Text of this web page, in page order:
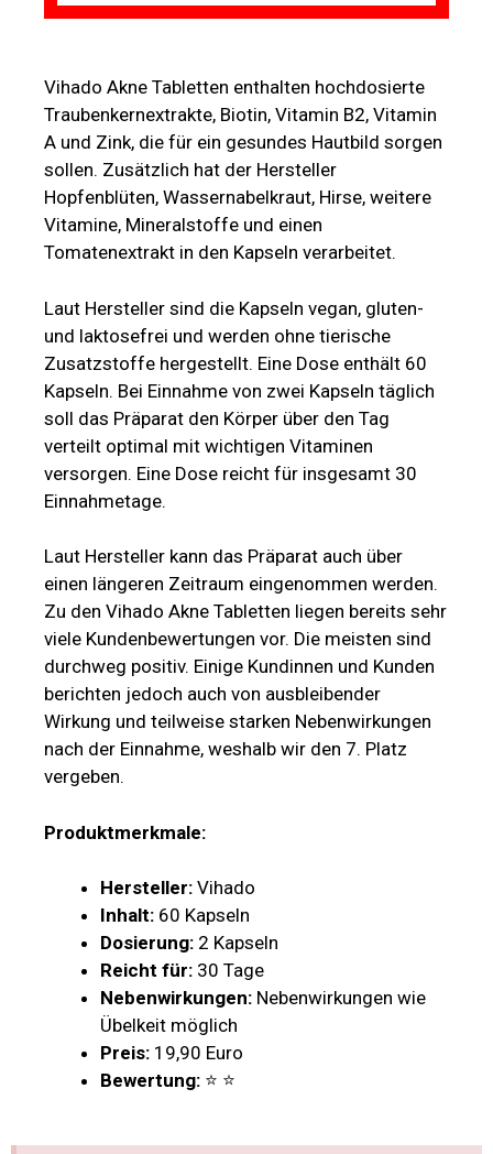
Vihado Akne Tabletten enthalten hochdosierte
Traubenkernextrakte, Biotin, Vitamin B2, Vitamin
A und Zink, die für ein gesundes Hautbild sorgen
sollen. Zusätzlich hat der Hersteller
Hopfenblüten, Wassernabelkraut, Hirse, weitere
Vitamine, Mineralstoffe und einen
Tomatenextrakt in den Kapseln verarbeitet.
Laut Hersteller sind die Kapseln vegan, gluten-
und laktosefrei und werden ohne tierische
Zusatzstoffe hergestellt. Eine Dose enthält 60
Kapseln. Bei Einnahme von zwei Kapseln täglich
soll das Präparat den Körper über den Tag
verteilt optimal mit wichtigen Vitaminen
versorgen. Eine Dose reicht für insgesamt 30
Einnahmetage.
Laut Hersteller kann das Präparat auch über
einen längeren Zeitraum eingenommen werden.
Zu den Vihado Akne Tabletten liegen bereits sehr
viele Kundenbewertungen vor. Die meisten sind
durchweg positiv. Einige Kundinnen und Kunden
berichten jedoch auch von ausbleibender
Wirkung und teilweise starken Nebenwirkungen
nach der Einnahme, weshalb wir den 7. Platz
vergeben.
Produktmerkmale:
Hersteller: Vihado
Inhalt: 60 Kapseln
Dosierung: 2 Kapseln
Reicht für: 30 Tage
Nebenwirkungen: Nebenwirkungen wie
Übelkeit möglich
Preis: 19,90 Euro
Bewertung: ⭐ ⭐